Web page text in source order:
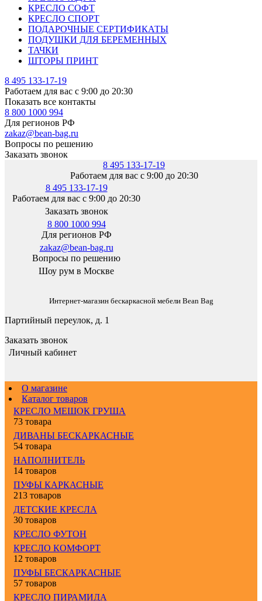
КРЕСЛО СОФТ
КРЕСЛО СПОРТ
ПОДАРОЧНЫЕ СЕРТИФИКАТЫ
ПОДУШКИ ДЛЯ БЕРЕМЕННЫХ
ТАЧКИ
ШТОРЫ ПРИНТ
8 495 133-17-19
Работаем для вас с 9:00 до 20:30
Показать все контакты
8 800 1000 994
Для регионов РФ
zakaz@bean-bag.ru
Вопросы по решению
Заказать звонок
8 495 133-17-19
Работаем для вас с 9:00 до 20:30
8 495 133-17-19
Работаем для вас с 9:00 до 20:30
Заказать звонок
8 800 1000 994
Для регионов РФ
zakaz@bean-bag.ru
Вопросы по решению
Шоу рум в Москве
Интернет-магазин бескаркасной мебели Bean Bag
Партийный переулок, д. 1
Заказать звонок
Личный кабинет
О магазине
Каталог товаров
КРЕСЛО МЕШОК ГРУША
73 товара
ДИВАНЫ БЕСКАРКАСНЫЕ
54 товара
НАПОЛНИТЕЛЬ
14 товаров
ПУФЫ КАРКАСНЫЕ
213 товаров
ДЕТСКИЕ КРЕСЛА
30 товаров
КРЕСЛО ФУТОН
КРЕСЛО КОМФОРТ
12 товаров
ПУФЫ БЕСКАРКАСНЫЕ
57 товаров
КРЕСЛО ПИРАМИДА